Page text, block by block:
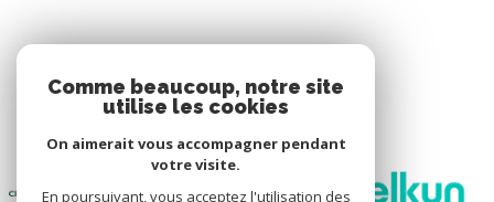
Nos partenaires
Comme beaucoup, notre site
utilise les cookies
On aimerait vous accompagner pendant
votre visite.
En poursuivant, vous acceptez l'utilisation des